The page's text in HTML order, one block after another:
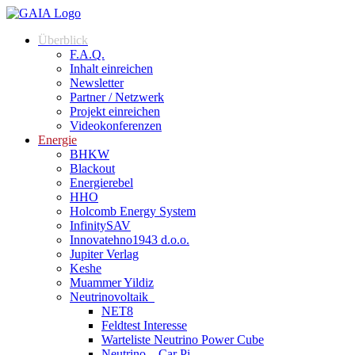
Überblick
F.A.Q.
Inhalt einreichen
Newsletter
Partner / Netzwerk
Projekt einreichen
Videokonferenzen
Energie
BHKW
Blackout
Energierebel
HHO
Holcomb Energy System
InfinitySAV
Innovatehno1943 d.o.o.
Jupiter Verlag
Keshe
Muammer Yildiz
Neutrinovoltaik
NET8
Feldtest Interesse
Warteliste Neutrino Power Cube